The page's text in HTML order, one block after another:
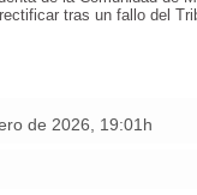
tras un fallo del
de 2026, 19:01h